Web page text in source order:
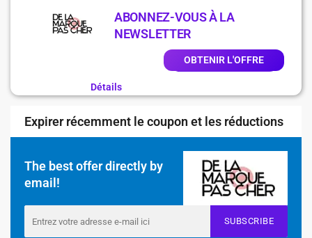
ABONNEZ-VOUS À LA
NEWSLETTER
OBTENIR L'OFFRE
Détails
Expirer récemment le coupon et les réductions
The best offer directly by
email!
SUBSCRIBE